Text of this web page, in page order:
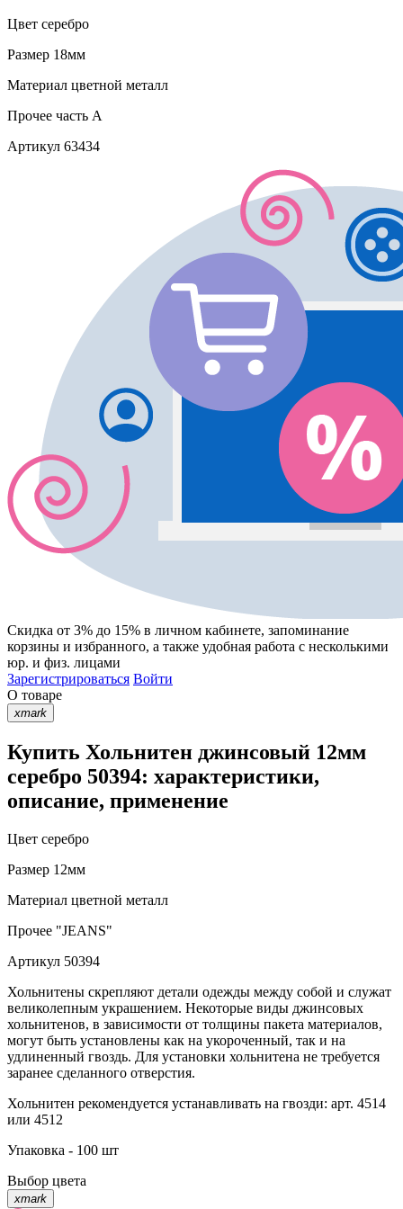
Цвет серебро
Размер 18мм
Материал цветной металл
Прочее часть A
Артикул 63434
Скидка от 3% до 15% в личном кабинете, запоминание
корзины и избранного, а также удобная работа с несколькими
юр. и физ. лицами
Зарегистрироваться Войти
О товаре
xmark
Купить Хольнитен джинсовый 12мм
серебро 50394: характеристики,
описание, применение
Цвет серебро
Размер 12мм
Материал цветной металл
Прочее "JEANS"
Артикул 50394
Хольнитены скрепляют детали одежды между собой и служат
великолепным украшением. Некоторые виды джинсовых
хольнитенов, в зависимости от толщины пакета материалов,
могут быть установлены как на укороченный, так и на
удлиненный гвоздь. Для установки хольнитена не требуется
заранее сделанного отверстия.
Хольнитен рекомендуется устанавливать на гвозди: арт. 4514
или 4512
Упаковка - 100 шт
Выбор цвета
xmark